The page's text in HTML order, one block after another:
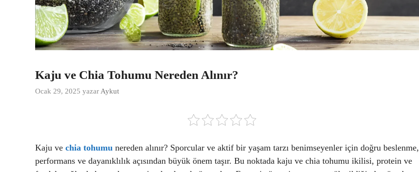
Kaju ve Chia Tohumu Nereden Alınır?
Ocak 29, 2025 yazar Aykut
Kaju ve chia tohumu nereden alınır? Sporcular ve aktif bir yaşam tarzı benimseyenler için doğru beslenme,
performans ve dayanıklılık açısından büyük önem taşır. Bu noktada kaju ve chia tohumu ikilisi, protein ve